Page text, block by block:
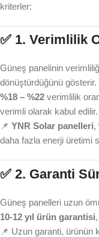
kriterler:
✅ 1. Verimlilik
Güneş panelinin
dönüştürdüğünü gösterir.
%18 – %22 verimlilik
verimli olarak kabul edilir.
📌 YNR Solar panelleri,
daha fazla enerji üretimi
✅ 2. Garanti
Güneş panelleri uzun
10-12 yıl ürün garantisi,
📌 Uzun garanti, ürünün